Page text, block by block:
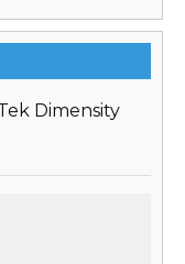
Dimensity